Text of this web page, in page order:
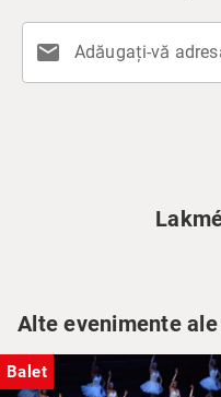
mail Adăugați-vă
Alte evenimente
Balet